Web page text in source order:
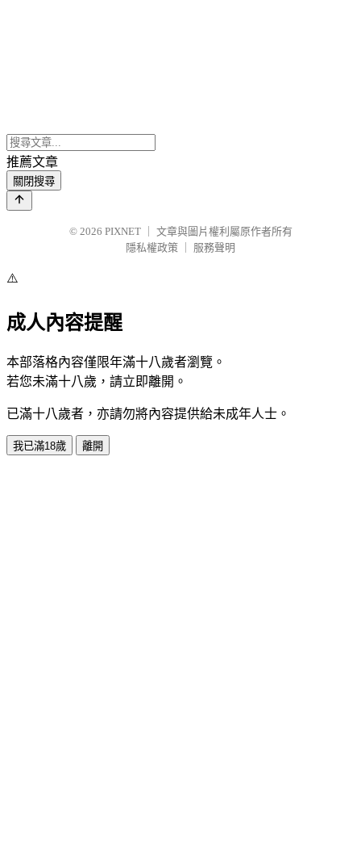
推薦文章
關閉搜尋
© 2026 PIXNET
文章與圖片權利屬原作者所有
隱私權政策
服務聲明
⚠️
成人內容提醒
本部落格內容僅限年滿十八歲者瀏覽。
若您未滿十八歲，請立即離開。
已滿十八歲者，亦請勿將內容提供給未成年人士。
我已滿18歲 離開